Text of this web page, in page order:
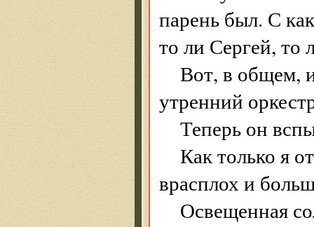
парень был. С
то ли Сергей, то
Вот, в общем,
утренний
Теперь он
Как только я
врасплох и
Освещенная